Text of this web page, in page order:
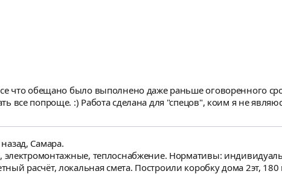
что обещано было выполнено даже раньше оговоренного
все попроще. :) Работа сделана для "спецов", коим я не
Самара.
электромонтажные, теплоснабжение. Нормативы:
локальная смета. Построили коробку дома 2эт, 180 м2. Нужно дальше